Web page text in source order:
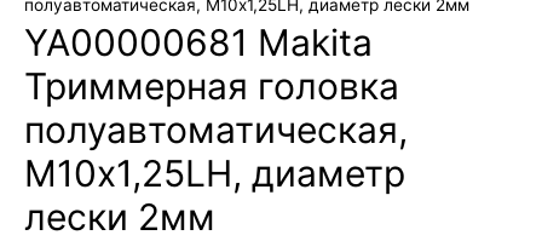
полуавтоматическая, М10х1,25LH, диаметр лески 2мм
YA00000681 Makita
Триммерная головка
полуавтоматическая,
М10х1,25LH, диаметр
лески 2мм